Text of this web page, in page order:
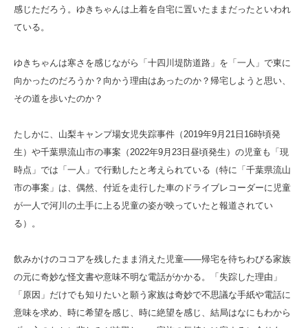
感じただろう。ゆきちゃんは上着を自宅に置いたままだったといわれ
ている。
ゆきちゃんは寒さを感じながら「十四川堤防道路」を「一人」で東に
向かったのだろうか？向かう理由はあったのか？帰宅しようと思い、
その道を歩いたのか？
たしかに、山梨キャンプ場女児失踪事件（2019年9月21日16時頃発
生）や千葉県流山市の事案（2022年9月23日昼頃発生）の児童も「現
時点」では「一人」で行動したと考えられている（特に「千葉県流山
市の事案」は、偶然、付近を走行した車のドライブレコーダーに児童
が一人で河川の土手に上る児童の姿が映っていたと報道されてい
る）。
飲みかけのココアを残したまま消えた児童――帰宅を待ちわびる家族
の元に奇妙な怪文書や意味不明な電話がかかる。「失踪した理由」
「原因」だけでも知りたいと願う家族は奇妙で不思議な手紙や電話に
意味を求め、時に希望を感じ、時に絶望を感じ、結局はなにもわから